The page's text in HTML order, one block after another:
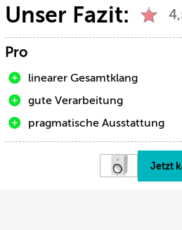
Unser Fazit:
Pro
linearer Gesamtklang
gute Verarbeitung
pragmatische Ausstattung
Jetzt